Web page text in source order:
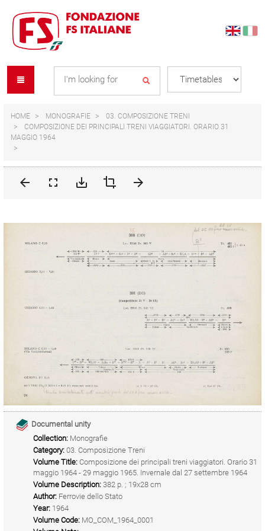
content
navigation
menu
HOME MONOGRAFIE
03. COMPOSIZIONE TRENI
COMPOSIZIONE DEI PRINCIPALI TRENI VIAGGIATORI. ORARIO 31
MAGGIO 1964
Documental unity
Collection: Monografie
Category: 03. Composizione Treni
Volume Title: Composizione dei principali treni viaggiatori. Orario 31
maggio 1964 - 29 maggio 1965. Invernale dal 27 settembre 1964
Volume Description: 382 p. ; 19x28 cm
Author: Ferrovie dello Stato
Year: 1964
Volume Code: MO_COM_1964_0001